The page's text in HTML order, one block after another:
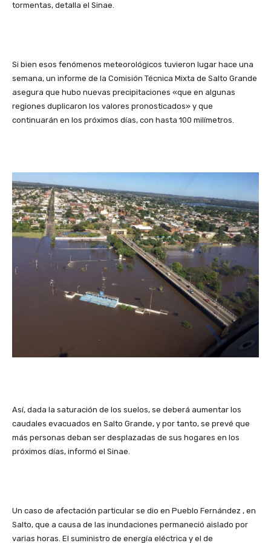
tormentas, detalla el Sinae.
Si bien esos fenómenos meteorológicos tuvieron lugar hace una
semana, un informe de la Comisión Técnica Mixta de Salto Grande
asegura que hubo nuevas precipitaciones «que en algunas
regiones duplicaron los valores pronosticados» y que
continuarán en los próximos días, con hasta 100 milímetros.
Así, dada la saturación de los suelos, se deberá aumentar los
caudales evacuados en Salto Grande, y por tanto, se prevé que
más personas deban ser desplazadas de sus hogares en los
próximos días, informó el Sinae.
Un caso de afectación particular se dio en Pueblo Fernández , en
Salto, que a causa de las inundaciones permaneció aislado por
varias horas. El suministro de energía eléctrica y el de